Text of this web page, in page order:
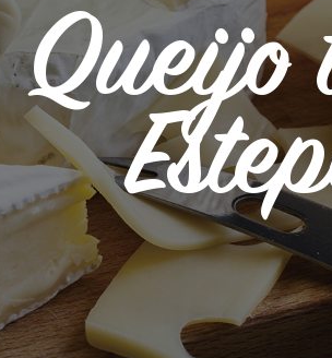
Queijo